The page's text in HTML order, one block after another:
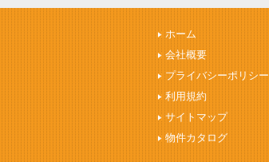
ホーム
会社概要
プライバシーポリシー
利用規約
サイトマップ
物件カタログ